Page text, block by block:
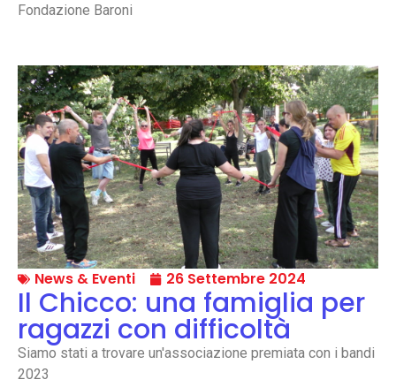
Fondazione Baroni
News & Eventi 26 Settembre 2024
Il Chicco: una famiglia per
ragazzi con difficoltà
Siamo stati a trovare un'associazione premiata con i bandi
2023